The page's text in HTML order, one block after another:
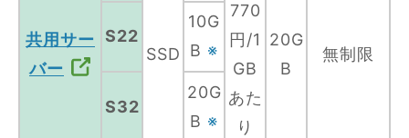
共用サー
バー
SSD
770
円/1
GB
あた
り
20G
B
無制限
S22
10G
B ※
S32
20G
B ※